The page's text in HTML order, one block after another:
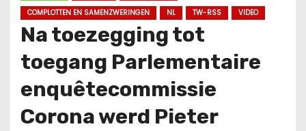
COMPLOTTEN EN SAMENZWERINGEN
NL TW-RSS VIDEO
Na toezegging tot
toegang Parlementaire
enquêtecommissie
Corona werd Pieter